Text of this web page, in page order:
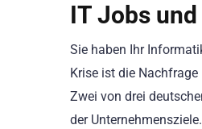
IT Jobs
Sie haben Ihr
Krise ist die
Zwei von drei
der